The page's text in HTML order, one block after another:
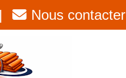
Nous contacter